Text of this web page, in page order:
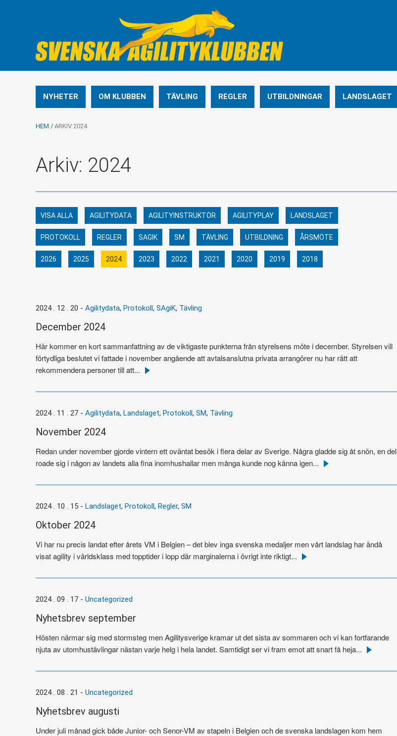
NYHETER OM KLUBBEN TÄVLING REGLER UTBILDNINGAR LANDSLAGET
HEM / ARKIV 2024
Arkiv: 2024
VISA ALLA AGILITYDATA AGILITYINSTRUKTÖR AGILITYPLAY LANDSLAGET
PROTOKOLL REGLER SAGIK SM TÄVLING UTBILDNING ÅRSMÖTE
2026 2025 2024 2023 2022 2021 2020 2019 2018
2024 . 12 . 20 - Agilitydata, Protokoll, SAgiK, Tävling
December 2024
Här kommer en kort sammanfattning av de viktigaste punkterna från styrelsens möte i december. Styrelsen vill
förtydliga beslutet vi fattade i november angående att avtalsanslutna privata arrangörer nu har rätt att
rekommendera personer till att... Läs
2024 . 11 . 27 - Agilitydata, Landslaget, Protokoll, SM, Tävling
November 2024
Redan under november gjorde vintern ett oväntat besök i flera delar av Sverige. Några gladde sig åt snön, en del
roade sig i någon av landets alla fina inomhushallar men många kunde nog känna igen... Läs
2024 . 10 . 15 - Landslaget, Protokoll, Regler, SM
Oktober 2024
Vi har nu precis landat efter årets VM i Belgien – det blev inga svenska medaljer men vårt landslag har ändå
visat agility i världsklass med topptider i lopp där marginalerna i övrigt inte riktigt... Läs
2024 . 09 . 17 - Uncategorized
Nyhetsbrev september
Hösten närmar sig med stormsteg men Agilitysverige kramar ut det sista av sommaren och vi kan fortfarande
njuta av utomhustävlingar nästan varje helg i hela landet. Samtidigt ser vi fram emot att snart få heja... Läs
2024 . 08 . 21 - Uncategorized
Nyhetsbrev augusti
Under juli månad gick både Junior- och Senor-VM av stapeln i Belgien och de svenska landslagen kom hem